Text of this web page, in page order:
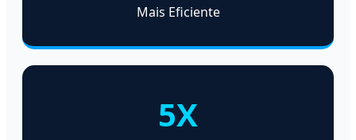
Mais Eficiente
5X